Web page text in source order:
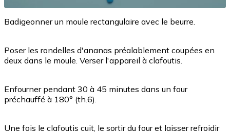
Badigeonner un moule rectangulaire avec le beurre.
Poser les rondelles d'ananas préalablement coupées en
deux dans le moule. Verser l'appareil à clafoutis.
Enfourner pendant 30 à 45 minutes dans un four
préchauffé à 180° (th.6).
Une fois le clafoutis cuit, le sortir du four et laisser refroidir